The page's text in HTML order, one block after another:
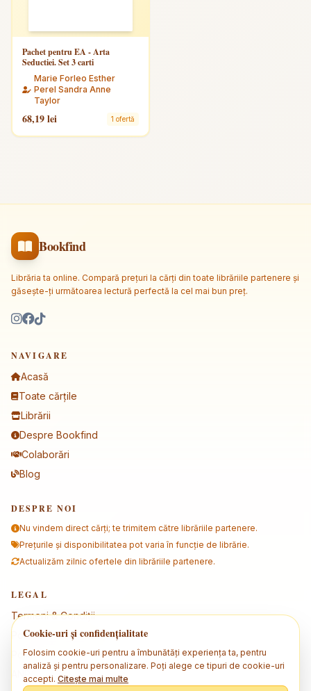
Pachet pentru EA - Arta
Seductiei. Set 3 carti
Marie Forleo Esther
Perel Sandra Anne
Taylor
68,19 lei 1 ofertă
Bookfind
Librăria ta online. Compară prețuri la cărți din toate librăriile partenere și
găsește-ți următoarea lectură perfectă la cel mai bun preț.
NAVIGARE
Acasă
Toate cărțile
Librării
Despre Bookfind
Colaborări
Blog
DESPRE NOI
Nu vindem direct cărți; te trimitem către librăriile partenere.
Prețurile și disponibilitatea pot varia în funcție de librărie.
Actualizăm zilnic ofertele din librăriile partenere.
LEGAL
Termeni & Condiții
Politica de confidențialitate
Politica de cookies
Cookie-uri și confidențialitate
Folosim cookie-uri pentru a îmbunătăți experiența ta, pentru
analiză și pentru personalizare. Poți alege ce tipuri de cookie-uri
accepti. Citește mai multe